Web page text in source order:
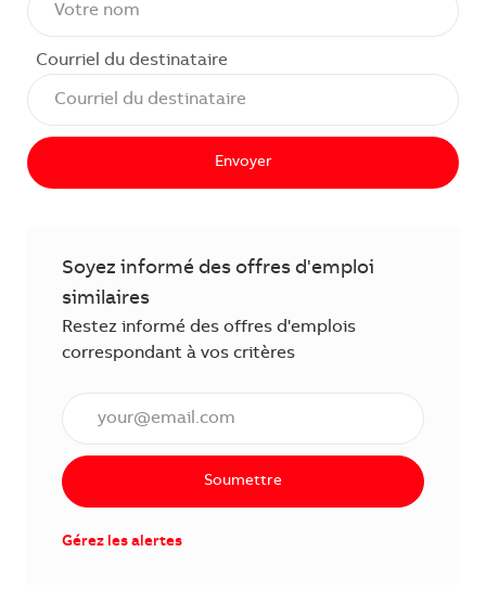
Courriel du destinataire
Envoyer
Soyez informé des offres d'emploi
similaires
Restez informé des offres d'emplois
correspondant à vos critères
Soumettre
Gérez les alertes